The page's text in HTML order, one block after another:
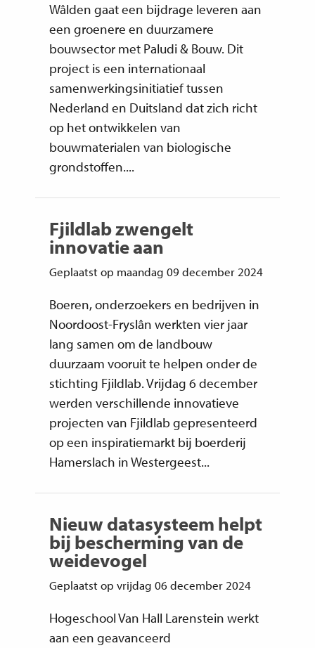
Wâlden gaat een bijdrage leveren aan
een groenere en duurzamere
bouwsector met Paludi & Bouw. Dit
project is een internationaal
samenwerkingsinitiatief tussen
Nederland en Duitsland dat zich richt
op het ontwikkelen van
bouwmaterialen van biologische
grondstoffen....
Fjildlab zwengelt
innovatie aan
Geplaatst op maandag 09 december 2024
Boeren, onderzoekers en bedrijven in
Noordoost-Fryslân werkten vier jaar
lang samen om de landbouw
duurzaam vooruit te helpen onder de
stichting Fjildlab. Vrijdag 6 december
werden verschillende innovatieve
projecten van Fjildlab gepresenteerd
op een inspiratiemarkt bij boerderij
Hamerslach in Westergeest...
Nieuw datasysteem helpt
bij bescherming van de
weidevogel
Geplaatst op vrijdag 06 december 2024
Hogeschool Van Hall Larenstein werkt
aan een geavanceerd